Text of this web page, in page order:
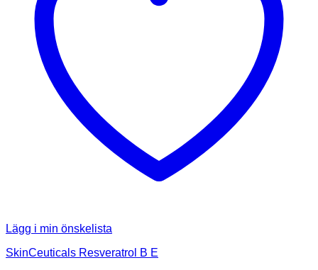
Lägg i min önskelista
SkinCeuticals Resveratrol B E